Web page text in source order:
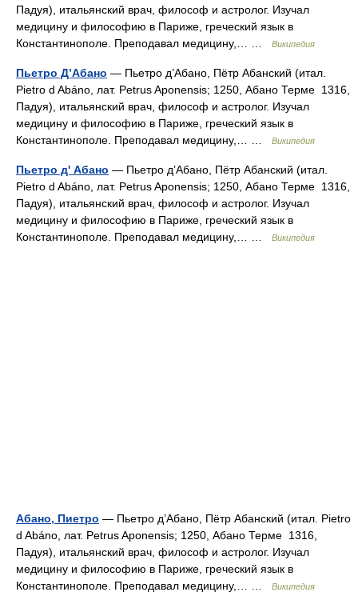
Падуя), итальянский врач, философ и астролог. Изучал
медицину и философию в Париже, греческий язык в
Константинополе. Преподавал медицину,… …
Википедия
Пьетро Д’Абано — Пьетро д’Абано, Пётр Абанский (итал.
Pietro d Abáno, лат. Petrus Aponensis; 1250, Абано Терме 1316,
Падуя), итальянский врач, философ и астролог. Изучал
медицину и философию в Париже, греческий язык в
Константинополе. Преподавал медицину,… …
Википедия
Пьетро д' Абано — Пьетро д’Абано, Пётр Абанский (итал.
Pietro d Abáno, лат. Petrus Aponensis; 1250, Абано Терме 1316,
Падуя), итальянский врач, философ и астролог. Изучал
медицину и философию в Париже, греческий язык в
Константинополе. Преподавал медицину,… …
Википедия
Абано, Пиетро — Пьетро д’Абано, Пётр Абанский (итал. Pietro
d Abáno, лат. Petrus Aponensis; 1250, Абано Терме 1316,
Падуя), итальянский врач, философ и астролог. Изучал
медицину и философию в Париже, греческий язык в
Константинополе. Преподавал медицину,… …
Википедия